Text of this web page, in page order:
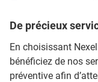
De précieux
En choisissant
bénéficiez de nos
préventive afin